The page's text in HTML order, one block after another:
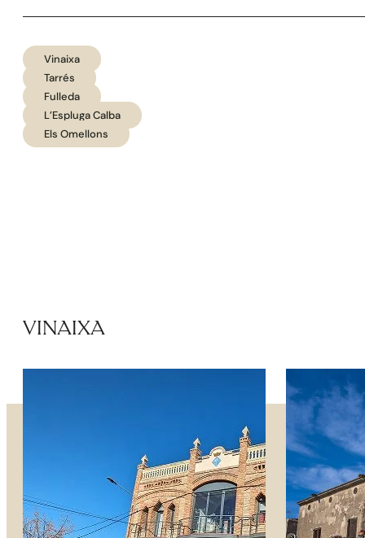
Vinaixa
Tarrés
Fulleda
L’Espluga Calba
Els Omellons
VINAIXA